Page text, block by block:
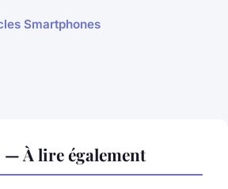
Smartphones
— À lire également